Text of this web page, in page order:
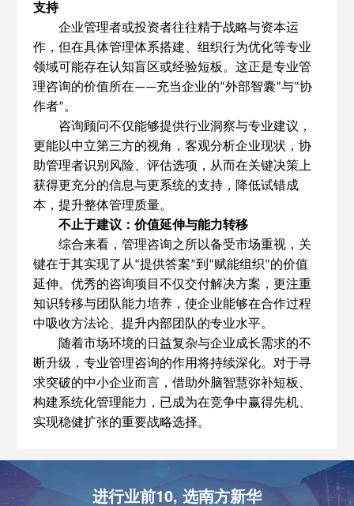
支持
企业管理者或投资者往往精于战略与资本运
作，但在具体管理体系搭建、组织行为优化等专业
领域可能存在认知盲区或经验短板。这正是专业管
理咨询的价值所在——充当企业的“外部智囊”与“协
作者”。
咨询顾问不仅能够提供行业洞察与专业建议，
更能以中立第三方的视角，客观分析企业现状，协
助管理者识别风险、评估选项，从而在关键决策上
获得更充分的信息与更系统的支持，降低试错成
本，提升整体管理质量。
不止于建议：价值延伸与能力转移
综合来看，管理咨询之所以备受市场重视，关
键在于其实现了从“提供答案”到 “赋能组织”的价值
延伸。优秀的咨询项目不仅交付解决方案，更注重
知识转移与团队能力培养，使企业能够在合作过程
中吸收方法论、提升内部团队的专业水平。
随着市场环境的日益复杂与企业成长需求的不
断升级，专业管理咨询的作用将持续深化。对于寻
求突破的中小企业而言，借助外脑智慧弥补短板、
构建系统化管理能力，已成为在竞争中赢得先机、
实现稳健扩张的重要战略选择。
进行业前10, 选南方新华